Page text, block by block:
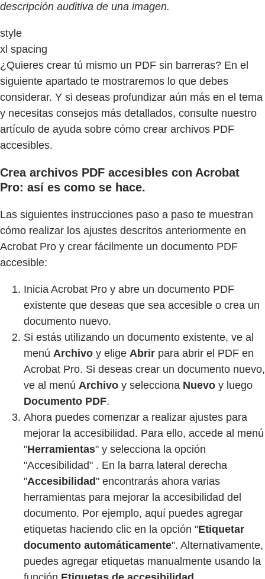
descripción auditiva de una imagen.
style
xl spacing
¿Quieres crear tú mismo un PDF sin barreras? En el
siguiente apartado te mostraremos lo que debes
considerar. Y si deseas profundizar aún más en el tema
y necesitas consejos más detallados, consulte nuestro
artículo de ayuda sobre cómo crear archivos PDF
accesibles.
Crea archivos PDF accesibles con Acrobat
Pro: así es como se hace.
Las siguientes instrucciones paso a paso te muestran
cómo realizar los ajustes descritos anteriormente en
Acrobat Pro y crear fácilmente un documento PDF
accesible:
Inicia Acrobat Pro y abre un documento PDF
existente que deseas que sea accesible o crea un
documento nuevo.
Si estás utilizando un documento existente, ve al
menú Archivo y elige Abrir para abrir el PDF en
Acrobat Pro. Si deseas crear un documento nuevo,
ve al menú Archivo y selecciona Nuevo y luego
Documento PDF.
Ahora puedes comenzar a realizar ajustes para
mejorar la accesibilidad. Para ello, accede al menú
"Herramientas" y selecciona la opción
"Accesibilidad" . En la barra lateral derecha
"Accesibilidad" encontrarás ahora varias
herramientas para mejorar la accesibilidad del
documento. Por ejemplo, aquí puedes agregar
etiquetas haciendo clic en la opción "Etiquetar
documento automáticamente". Alternativamente,
puedes agregar etiquetas manualmente usando la